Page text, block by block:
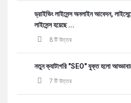
ড্রাইভিং লাইসেন্স অনলাইন আবেদন,
লাইসেন্স হয়েছে ...
8 টি উত্তর
নতুন ক্যাটাগরি "SEO" যুক্ত হলো
7 টি উত্তর